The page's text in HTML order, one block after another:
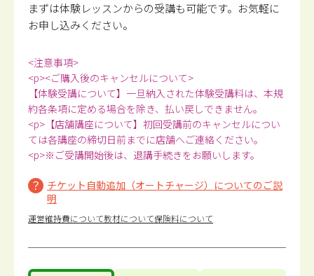
まずは体験レッスンからの受講も可能です。 お気軽に
お申し込みください。
<注意事項>
<p><ご購入後のキャンセルについて>
【体験受講について】一旦納入された体験受講料は、本規
約各条項に定める場合を除き、払い戻しできません。
<p>【店舗講座について】初回受講前のキャンセルについ
ては各講座の締切日前までに店舗へご連絡ください。
<p>※ご受講開始後は、退講手続きをお願いします。
チケット自動追加（オートチャージ）についてのご説
明
運営維持費について教材について保険料について